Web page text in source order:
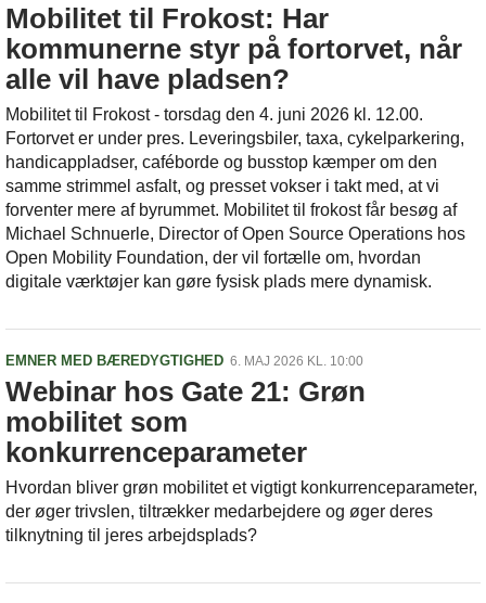
Mobilitet til Frokost: Har
kommunerne styr på fortorvet, når
alle vil have pladsen?
Mobilitet til Frokost - torsdag den 4. juni 2026 kl. 12.00.
Fortorvet er under pres. Leveringsbiler, taxa, cykelparkering,
handicappladser, caféborde og busstop kæmper om den
samme strimmel asfalt, og presset vokser i takt med, at vi
forventer mere af byrummet. Mobilitet til frokost får besøg af
Michael Schnuerle, Director of Open Source Operations hos
Open Mobility Foundation, der vil fortælle om, hvordan
digitale værktøjer kan gøre fysisk plads mere dynamisk.
EMNER MED BÆREDYGTIGHED 6. MAJ 2026 KL. 10:00
Webinar hos Gate 21: Grøn
mobilitet som
konkurrenceparameter
Hvordan bliver grøn mobilitet et vigtigt konkurrenceparameter,
der øger trivslen, tiltrækker medarbejdere og øger deres
tilknytning til jeres arbejdsplads?